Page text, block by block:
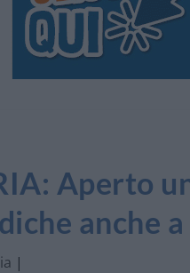
Aperto
anche
|